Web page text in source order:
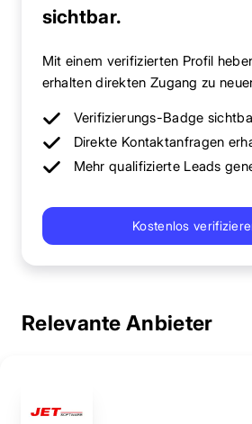
sichtbar.
Mit einem verifizierten Profil
erhalten direkten Zugang zu
Verifizierungs-Badge
Direkte Kontaktanfragen
Mehr qualifizierte Leads
Kostenlos
Relevante Anbieter